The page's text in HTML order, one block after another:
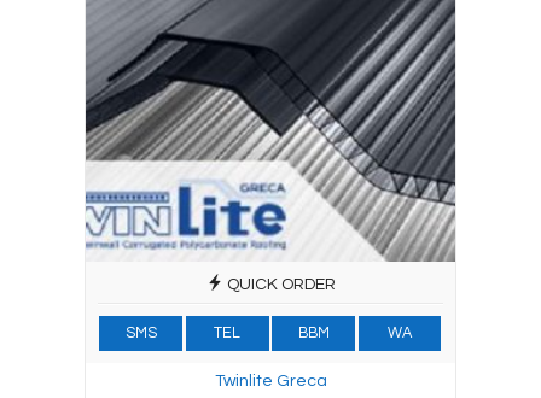
QUICK ORDER
SMS TEL BBM WA
Twinlite Greca